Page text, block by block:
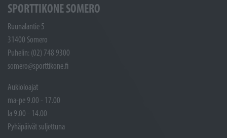
SPORTTIKONE SOMERO
Ruunalantie 5
31400 Somero
Puhelin: (02) 748 9300
somero@sporttikone.fi
Aukioloajat
ma-pe 9.00 - 17.00
la 9.00 - 14.00
Pyhäpäivät suljettuna